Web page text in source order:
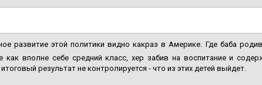
развитие этой политики видно какраз в Америке. Где баба
вполне себе средний класс, хер забив на воспитание и
результат не контролируется - что из этих детей выйдет.